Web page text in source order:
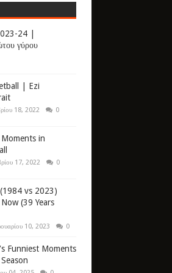
24 |
γύρου
| Ezi
18, 2022 0
in
17, 2022 0
vs 2023)
(39 Years
10, 2023 0
Funniest Moments